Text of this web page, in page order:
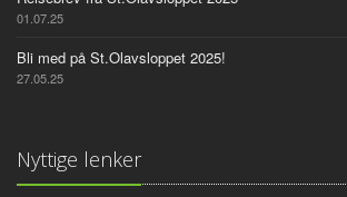
01.07.25
Bli med på St.Olavsloppet 2025!
27.05.25
Nyttige lenker